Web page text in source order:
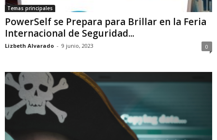
Temas principales
PowerSelf se Prepara para Brillar en la Feria
Internacional de Seguridad...
Lizbeth Alvarado - 9 junio, 2023 0